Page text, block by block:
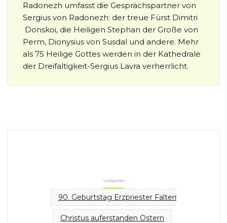
Radonezh umfasst die Gesprächspartner von
Sergius von Radonezh: der treue Fürst Dimitri
Donskoi, die Heiligen Stephan der Große von
Perm, Dionysius von Susdal und andere. Mehr
als 75 Heilige Gottes werden in der Kathedrale
der Dreifaltigkeit-Sergius Lavra verherrlicht.
Schlagwörter
90. Geburtstag Erzpriester Faltermayer
Christus auferstanden Ostern